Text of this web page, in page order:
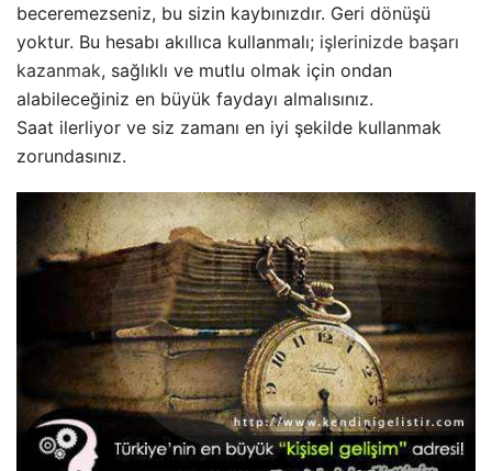
beceremezseniz, bu sizin kaybınızdır. Geri dönüşü
yoktur. Bu hesabı akıllıca kullanmalı; işlerinizde başarı
kazanmak, sağlıklı ve mutlu olmak için ondan
alabileceğiniz en büyük faydayı almalısınız.
Saat ilerliyor ve siz zamanı en iyi şekilde kullanmak
zorundasınız.